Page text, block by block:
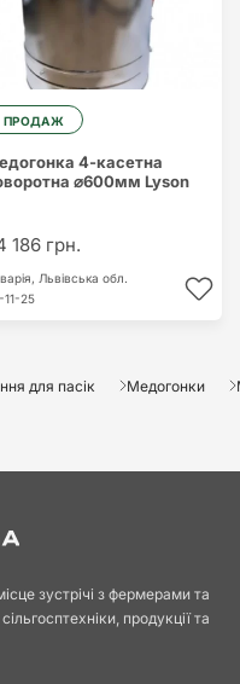
ПРОДАЖ
4-касетна
⌀600мм Lyson
186 грн.
Львівська обл.
11-25
для пасік Медогонки
зустрічі з фермерами та
продукції та